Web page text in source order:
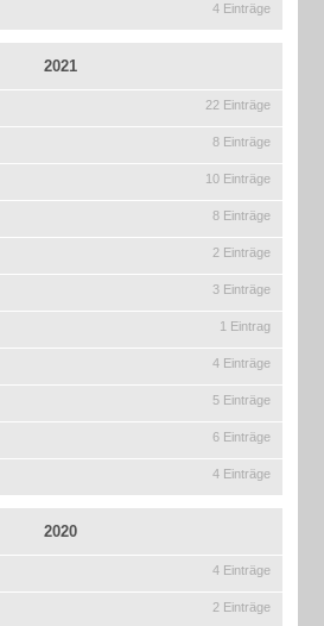
4 Einträge
2021
22 Einträge
8 Einträge
10 Einträge
8 Einträge
2 Einträge
3 Einträge
1 Eintrag
4 Einträge
5 Einträge
6 Einträge
4 Einträge
2020
4 Einträge
2 Einträge